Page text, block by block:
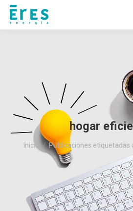
hogar
Estás aquí:
Inicio Publicaciones etiquetadas